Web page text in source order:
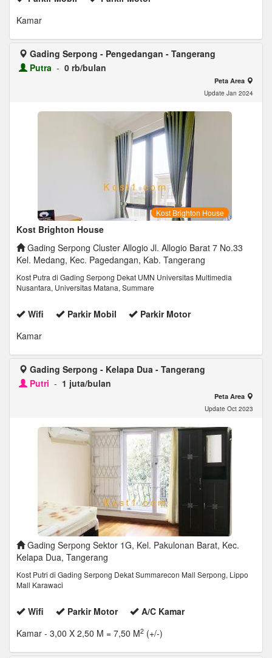
Kamar
Gading Serpong - Pengedangan - Tangerang
Putra - 0 rb/bulan
Peta Area
Update Jan 2024
Kost Brighton House
Kost Brighton House
Gading Serpong Cluster Allogio Jl. Allogio Barat 7 No.33
Kel. Medang, Kec. Pagedangan, Kab. Tangerang
Kost Putra di Gading Serpong Dekat UMN Universitas Multimedia
Nusantara, Universitas Matana, Summare
Wifi Parkir Mobil
Parkir Motor
Kamar
Gading Serpong - Kelapa Dua - Tangerang
Putri - 1 juta/bulan
Peta Area
Update Oct 2023
Gading Serpong Sektor 1G, Kel. Pakulonan Barat, Kec.
Kelapa Dua, Tangerang
Kost Putri di Gading Serpong Dekat Summarecon Mall Serpong, Lippo
Mall Karawaci
Wifi Parkir Motor
A/C Kamar
Kamar - 3,00 X 2,50 M = 7,50 M2 (+/-)